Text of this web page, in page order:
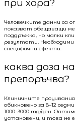
при хора?
Человечките данни са
показват обещаващи
поддръжка, но малки
резултати. Необходими
специфични ефекти.
каква доза на
препоръчва?
Клиничните
обикновено за 8–12
1000–3000 mg/ден.
установени, и това не